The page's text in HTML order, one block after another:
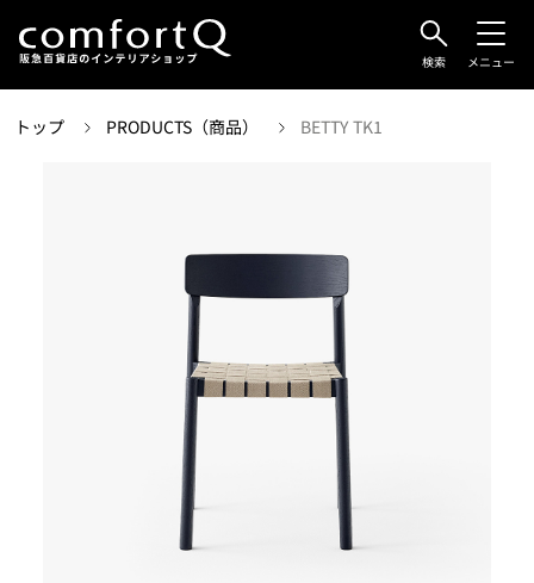
検索 メニュー
トップ PRODUCTS（商品） BETTY TK1